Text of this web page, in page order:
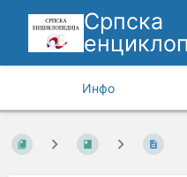
Српска
Инфо